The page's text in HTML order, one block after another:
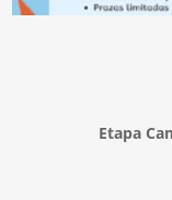
Etapa